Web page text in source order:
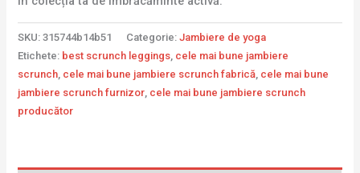
SKU:315744b14b51 Categorie:Jambiere de yoga
Etichete: best scrunch leggings, cele mai bune jambiere
scrunch, cele mai bune jambiere scrunch fabrică, cele mai bune
jambiere scrunch furnizor, cele mai bune jambiere scrunch
producător